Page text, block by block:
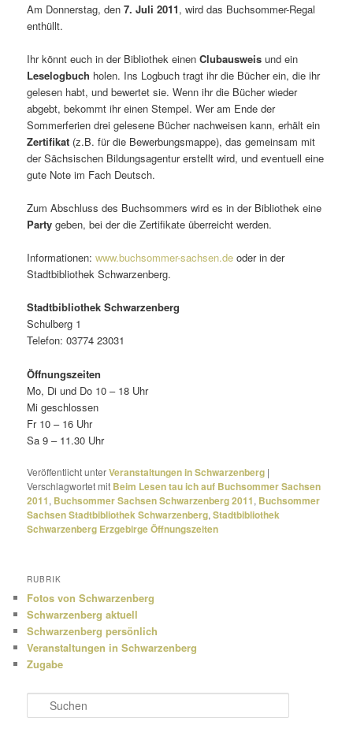
Am Donnerstag, den7. Juli 2011, wird das Buchsommer-Regal
enthüllt.
Ihr könnt euch in der Bibliothek einenClubausweis und ein
Leselogbuch holen. Ins Logbuch tragt ihr die Bücher ein, die ihr
gelesen habt, und bewertet sie. Wenn ihr die Bücher wieder
abgebt, bekommt ihr einen Stempel. Wer am Ende der
Sommerferien drei gele­sene Bücher nach­weisen kann, erhält ein
Zertifikat (z.B. für die Bewerbungsmappe), das gemeinsam mit
der Sächsischen Bildungsagentur erstellt wird, und even­tuell eine
gute Note im Fach Deutsch.
Zum Abschluss des Buchsommers wird es in der Bibliothek eine
Party geben, bei der die Zertifikate über­reicht werden.
Informationen:www.buchsommer-sachsen.de oder in der
Stadtbibliothek Schwarzenberg.
Stadtbibliothek Schwarzenberg
Schulberg 1
Telefon: 03774 23031
Öffnungszeiten
Mo, Di und Do 10 – 18 Uhr
Mi geschlossen
Fr 10 – 16 Uhr
Sa 9 – 11.30 Uhr
Veröffentlicht unterVeranstaltungen in Schwarzenberg |
Verschlagwortet mit Beim Lesen tau ich auf Buchsommer Sachsen
2011, Buchsommer Sachsen Schwarzenberg 2011, Buchsommer
Sachsen Stadtbibliothek Schwarzenberg,Stadtbibliothek
Schwarzenberg Erzgebirge Öffnungszeiten
RUBRIK
Fotos von Schwarzenberg
Schwarzenberg aktuell
Schwarzenberg persönlich
Veranstaltungen in Schwarzenberg
Zugabe
u